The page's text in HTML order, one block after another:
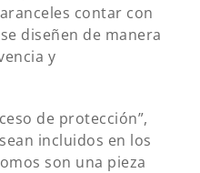
contar con
diseñen de manera
y
de protección”,
incluidos en los
son una pieza